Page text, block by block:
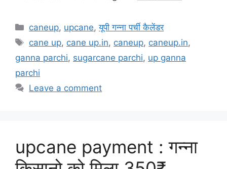
Categories
caneup, upcane,यूपी गन्ना पर्ची कैलेंडर
Tags
cane up, cane up.in, caneup, caneup.in,
ganna parchi, sugarcane parchi, up ganna
parchi
Leave a comment
upcane payment : गन्ना